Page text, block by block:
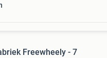
Freewheely - 7